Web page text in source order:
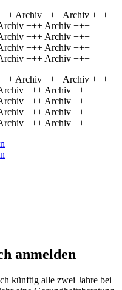
Archiv +++ Archiv +++
+++ Archiv +++
+++ Archiv +++
+++ Archiv +++
+++ Archiv +++
Archiv +++ Archiv +++
+++ Archiv +++
+++ Archiv +++
+++ Archiv +++
+++ Archiv +++
anmelden
künftig alle zwei Jahre bei